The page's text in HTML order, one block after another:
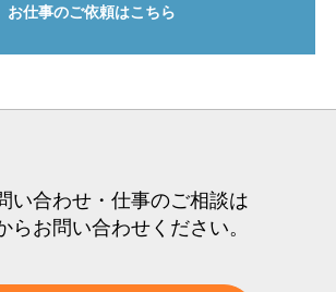
お仕事のご依頼はこちら
い合わせ・仕事のご相談は
らお問い合わせください。